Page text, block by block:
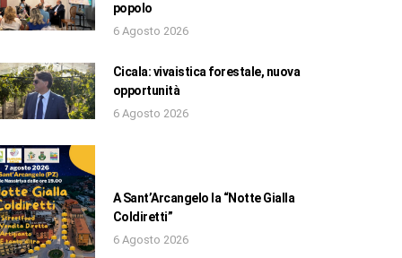
popolo
6 Agosto 2026
Cicala: vivaistica forestale, nuova
opportunità
6 Agosto 2026
A Sant’Arcangelo la “Notte Gialla
Coldiretti”
6 Agosto 2026